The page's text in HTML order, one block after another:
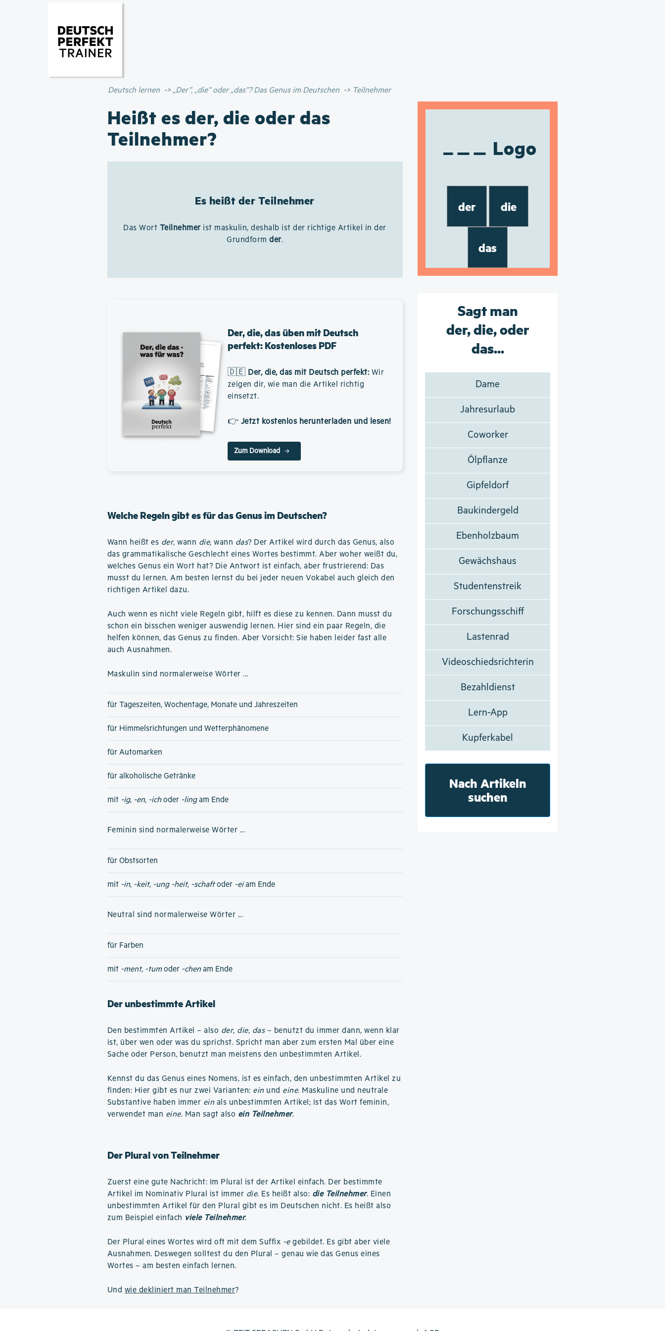
Deutsch lernen „Der”, „die” oder „das”? Das Genus im Deutschen Teilnehmer
Heißt es der, die oder das
Teilnehmer?
Es heißt der Teilnehmer
Das Wort Teilnehmer ist maskulin, deshalb ist der richtige Artikel in der
Grundformder.
Der, die, das üben mit Deutsch
perfekt: Kostenloses PDF
🇩🇪 Der, die, das mit Deutsch perfekt: Wir
zeigen dir, wie man die Artikel richtig
einsetzt.
👉 Jetzt kostenlos herunterladen und lesen!
Zum Download
Welche Regeln gibt es für das Genus im Deutschen?
Wann heißt es der, wann die, wann das? Der Artikel wird durch das Genus, also
das grammatikalische Geschlecht eines Wortes bestimmt. Aber woher weißt du,
welches Genus ein Wort hat? Die Antwort ist einfach, aber frustrierend: Das
musst du lernen. Am besten lernst du bei jeder neuen Vokabel auch gleich den
richtigen Artikel dazu.
Auch wenn es nicht viele Regeln gibt, hilft es diese zu kennen. Dann musst du
schon ein bisschen weniger auswendig lernen. Hier sind ein paar Regeln, die
helfen können, das Genus zu finden. Aber Vorsicht: Sie haben leider fast alle
auch Ausnahmen.
Maskulin sind normalerweise Wörter ...
für Tageszeiten, Wochentage, Monate und Jahreszeiten
für Himmelsrichtungen und Wetterphänomene
für Automarken
für alkoholische Getränke
mit -ig, -en, -ichoder -lingam Ende
Feminin sind normalerweise Wörter ...
für Obstsorten
mit -in, -keit, -ung -heit, -schaftoder -eiam Ende
Neutral sind normalerweise Wörter ...
für Farben
mit -ment, -tumoder -chenam Ende
Der unbestimmte Artikel
Den bestimmten Artikel – also der, die, das– benutzt du immer dann, wenn klar
ist, über wen oder was du sprichst. Spricht man aber zum ersten Mal über eine
Sache oder Person, benutzt man meistens den unbestimmten Artikel.
Kennst du das Genus eines Nomens, ist es einfach, den unbestimmten Artikel zu
finden: Hier gibt es nur zwei Varianten: ein und eine. Maskuline und neutrale
Substantive haben immer ein als unbestimmten Artikel; ist das Wort feminin,
verwendet man eine. Man sagt also ein Teilnehmer.
Der Plural von Teilnehmer
Zuerst eine gute Nachricht: Im Plural ist der Artikel einfach. Der bestimmte
Artikel im Nominativ Plural ist immer die. Es heißt also: die Teilnehmer. Einen
unbestimmten Artikel für den Plural gibt es im Deutschen nicht. Es heißt also
zum Beispiel einfach viele Teilnehmer.
Der Plural eines Wortes wird oft mit dem Suffix -egebildet. Es gibt aber viele
Ausnahmen. Deswegen solltest du den Plural – genau wie das Genus eines
Wortes – am besten einfach lernen.
Und wie dekliniert man Teilnehmer?
Logo
der die
das
Sagt man
der, die, oder
das...
Dame
Jahresurlaub
Coworker
Ölpflanze
Gipfeldorf
Baukindergeld
Ebenholzbaum
Gewächshaus
Studentenstreik
Forschungsschiff
Lastenrad
Videoschiedsrichterin
Bezahldienst
Lern-App
Kupferkabel
Nach Artikeln
suchen